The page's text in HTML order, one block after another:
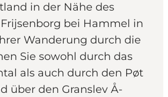
in der Nähe des
bei Hammel in
Wanderung durch die
Sie sowohl durch das
als auch durch den Pøt
über den Granslev Å-